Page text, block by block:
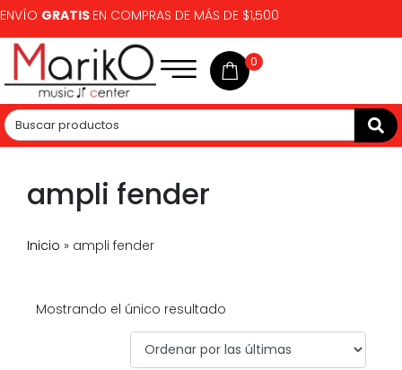
ENVÍO GRATIS EN COMPRAS DE MÁS DE $1,500
0
ampli fender
Inicio » ampli fender
Mostrando el único resultado